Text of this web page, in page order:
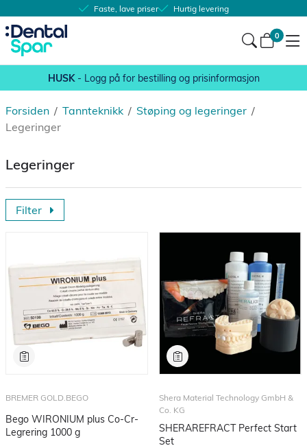
Faste, lave priser Hurtig levering
0
HUSK- Logg på for bestilling og prisinformasjon
/
Forsiden /
Tannteknikk /
Støping og legeringer
Legeringer
Legeringer
Filter
BREMER GOLD.BEGO
Bego WIRONIUM plus Co-Cr-
Legrering 1000 g
Shera Material Technology GmbH &
Co. KG
SHERAREFRACT Perfect Start
Set